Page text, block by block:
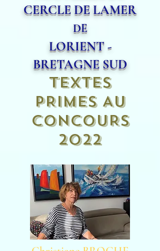
CERCLE DE LAMER
DE
LORIENT -
BRETAGNE SUD
TEXTES
PRIMES AU
CONCOURS
2022